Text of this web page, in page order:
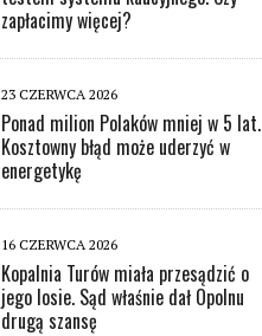
zapłacimy więcej?
23 CZERWCA 2026
Ponad milion Polaków mniej w 5 lat.
Kosztowny błąd może uderzyć w
energetykę
16 CZERWCA 2026
Kopalnia Turów miała przesądzić o
jego losie. Sąd właśnie dał Opolnu
drugą szansę